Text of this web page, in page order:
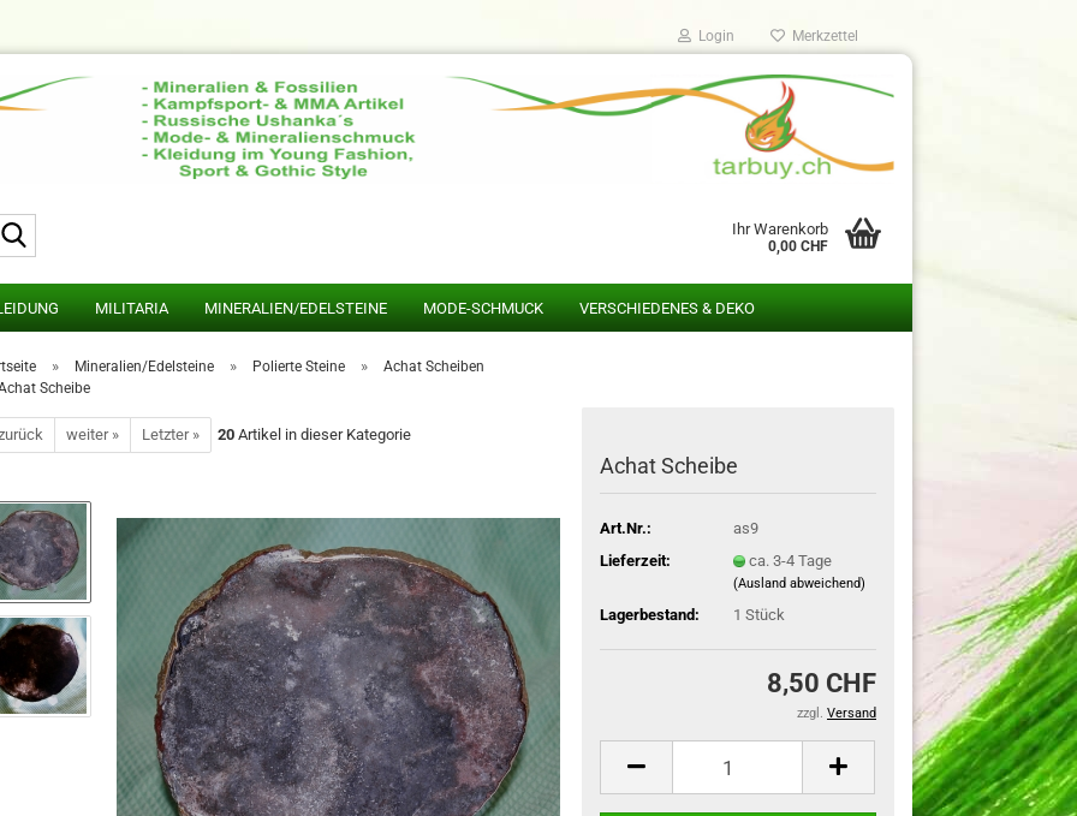
Login Merkzettel
Ihr Warenkorb
0,00 CHF
MILITARIA MINERALIEN/EDELSTEINE MODE-SCHMUCK VERSCHIEDENES & DEKO
» Mineralien/Edelsteine » Polierte Steine »
Achat Scheiben
Scheibe
weiter » Letzter » 20 Artikel in dieser Kategorie
Achat Scheibe
Art.Nr.:
as9
Lieferzeit:
ca. 3-4 Tage
(Ausland abweichend)
Lagerbestand: 1 Stück
8,50 CHF
zzgl. Versand